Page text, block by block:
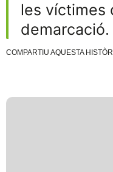
les víctimes
demarcació.
COMPARTIU AQUESTA